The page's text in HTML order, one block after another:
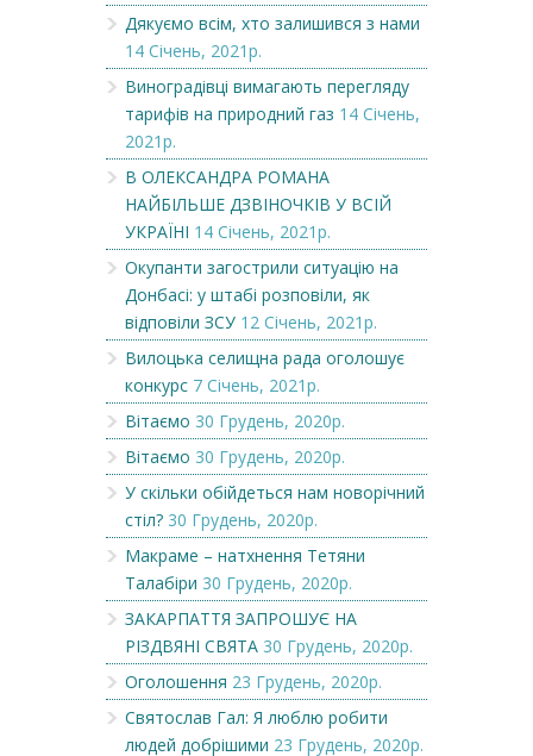
Дякуємо всім, хто залишився з нами
14 Січень, 2021р.
Виноградівці вимагають перегляду
тарифів на природний газ 14 Січень,
2021р.
В ОЛЕКСАНДРА РОМАНА
НАЙБІЛЬШЕ ДЗВІНОЧКІВ У ВСІЙ
УКРАЇНІ 14 Січень, 2021р.
Окупанти загострили ситуацію на
Донбасі: у штабі розповіли, як
відповіли ЗСУ 12 Січень, 2021р.
Вилоцька селищна рада оголошує
конкурс 7 Січень, 2021р.
Вітаємо 30 Грудень, 2020р.
Вітаємо 30 Грудень, 2020р.
У скільки обійдеться нам новорічний
стіл? 30 Грудень, 2020р.
Макраме – натхнення Тетяни
Талабіри 30 Грудень, 2020р.
ЗАКАРПАТТЯ ЗАПРОШУЄ НА
РІЗДВЯНІ СВЯТА 30 Грудень, 2020р.
Оголошення 23 Грудень, 2020р.
Святослав Гал: Я люблю робити
людей добрішими 23 Грудень, 2020р.